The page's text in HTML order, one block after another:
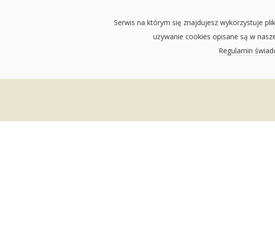
Serwis na którym się znajdujesz wykorzystuje
używanie cookies opisane są w
Regulamin